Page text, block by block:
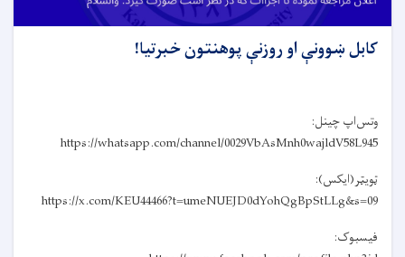
کابل ښوونې او روزنې پوهنتون خبرتیا!
وتس‌اپ چینل:
https://whatsapp.com/channel/0029VbAsMnh0wajldV58L945
ټویټر(ایکس):
https://x.com/KEU44466?t=umeNUEJD0dYohQgBpStLLg&s=09
فیسبوک: